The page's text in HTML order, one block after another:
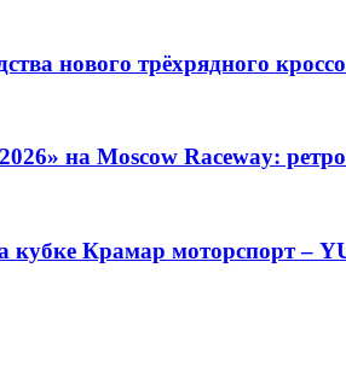
нового трёхрядного
на Moscow Raceway:
кубке Крамар моторспорт –